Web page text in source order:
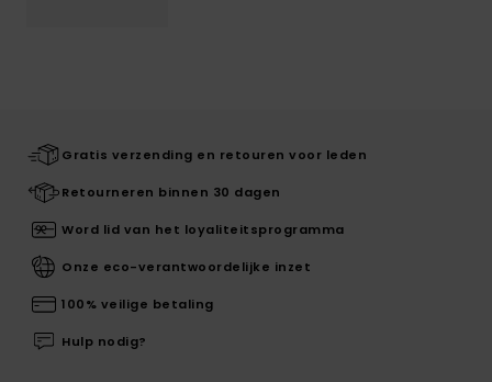
Gratis verzending en retouren voor leden
Retourneren binnen 30 dagen
Word lid van het loyaliteitsprogramma
Onze eco-verantwoordelijke inzet
100% veilige betaling
Hulp nodig?